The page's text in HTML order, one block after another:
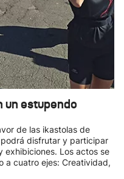
un estupendo
de las ikastolas de
disfrutar y participar
exhibiciones. Los actos se
a cuatro ejes: Creatividad,